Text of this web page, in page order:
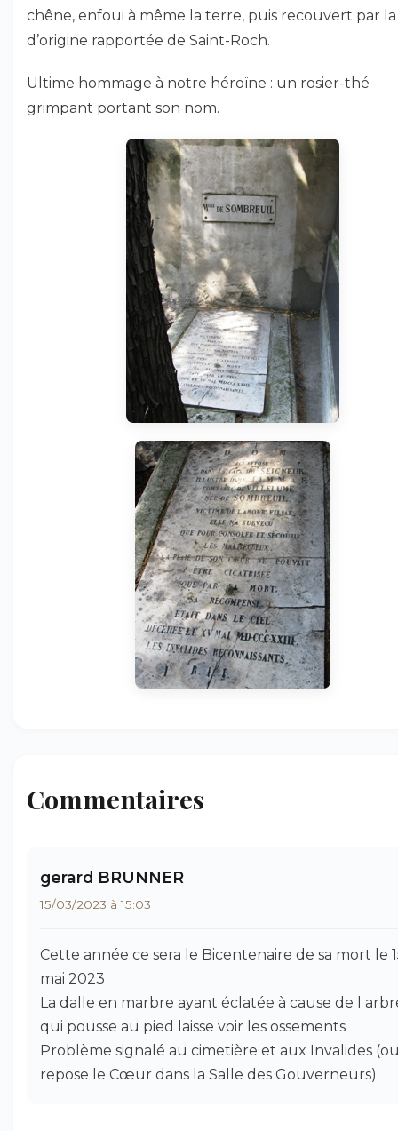
chêne, enfoui à même la terre, puis recouvert par
d’origine rapportée de Saint-Roch.
Ultime hommage à notre héroïne : un rosier-thé
grimpant portant son nom.
Commentaires
gerard BRUNNER
15/03/2023 à 15:03
Cette année ce sera le Bicentenaire de sa mort le
mai 2023
La dalle en marbre ayant éclatée à cause de l
qui pousse au pied laisse voir les ossements
Problème signalé au cimetière et aux Invalides
repose le Cœur dans la Salle des Gouverneurs)